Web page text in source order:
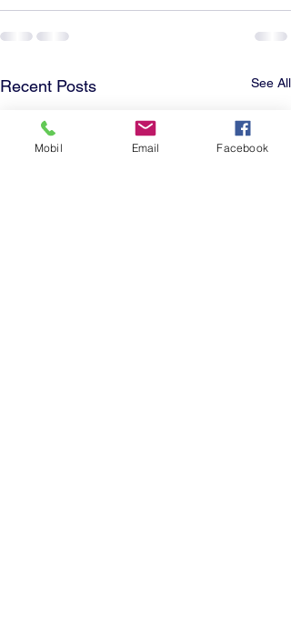
Recent Posts See All
Mobil Email Facebook